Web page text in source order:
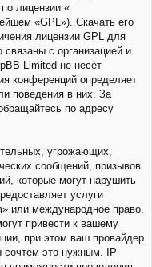
лицензии «
«GPL»). Скачать его
лицензии GPL для
связаны с организацией и
Limited не несёт
конференций определяет
поведения в них. За
по адресу
угрожающих,
сообщений, призывов
которые могут нарушить
услуги
или международное право.
привести к вашему
при этом ваш провайдер
сочтём это нужным. IP-